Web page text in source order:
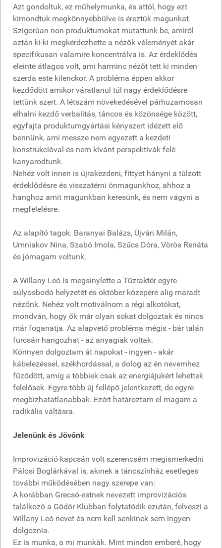
Azt gondoltuk, ez műhelymunka, és attól, hogy ezt
kimondtuk megkönnyebbülve is éreztük magunkat.
Szigorúan non produktumokat mutattunk be, amiről
aztán ki-ki megkérdezhette a nézők véleményét akár
specifikusan valamire koncentrálva is. Az érdeklődés
eleinte átlagos volt, ami harminc nézőt tett ki minden
szerda este kilenckor. A probléma éppen akkor
kezdődött amikor váratlanul túl nagy érdeklődésre
tettünk szert. A létszám növekedésével párhuzamosan
elhalni kezdő verbalitás, táncos és közönsége között,
egyfajta produktumgyártási kényszert idézett elő
bennünk, ami messze nem egyezett a kezdeti
konstrukcióval és nem kívánt perspektívák felé
kanyarodtunk.
Nehéz volt innen is újrakezdeni, fittyet hányni a túlzott
érdeklődésre és visszatérni önmagunkhoz, ahhoz a
hanghoz amit magunkban keresünk, és nem vágyni a
megfelelésre.
Az alapító tagok: Baranyai Balázs, Újvári Milán,
Umniakov Nina, Szabó Imola, Szűcs Dóra, Vörös Renáta
és jómagam voltunk.
A Willany Leó is megsínylette a Tűzraktér egyre
súlyosbodó helyzetét és október közepére alig maradt
nézőnk. Nehéz volt motiválnom a régi alkotókat,
mondván, hogy ők már olyan sokat dolgoztak és nincs
már foganatja. Az alapvető probléma mégis - bár talán
furcsán hangozhat - az anyagiak voltak.
Könnyen dolgoztam át napokat - ingyen - akár
kábelezéssel, székhordással, a dolog az én nevemhez
fűződött, amíg a többiek csak az energiájukért lehettek
felelősek. Egyre több új fellépő jelentkezett, de egyre
megbízhatatlanabbak. Ezért határoztam el magam a
radikális váltásra.
Jelenünk és Jövőnk
Improvizáció kapcsán volt szerencsém megismerkedni
Pálosi Boglárkával is, akinek a táncszínház esetleges
további működésében nagy szerepe van:
A korábban Grecsó-estnek nevezett improvizációs
találkozó a Gödör Klubban folytatódik ezután, felveszi a
Willany Leó nevet és nem kell senkinek sem ingyen
dolgoznia.
Ez is munka, a mi munkák. Mint minden emberé, hogy